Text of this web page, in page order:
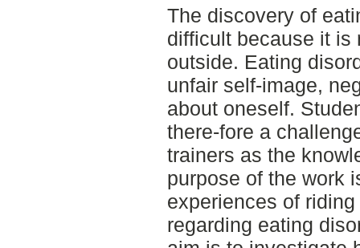
The discovery of
difficult because it is
outside. Eating
unfair self-image,
about oneself.
there-fore a
trainers as the
purpose of the work
experiences of
regarding eating